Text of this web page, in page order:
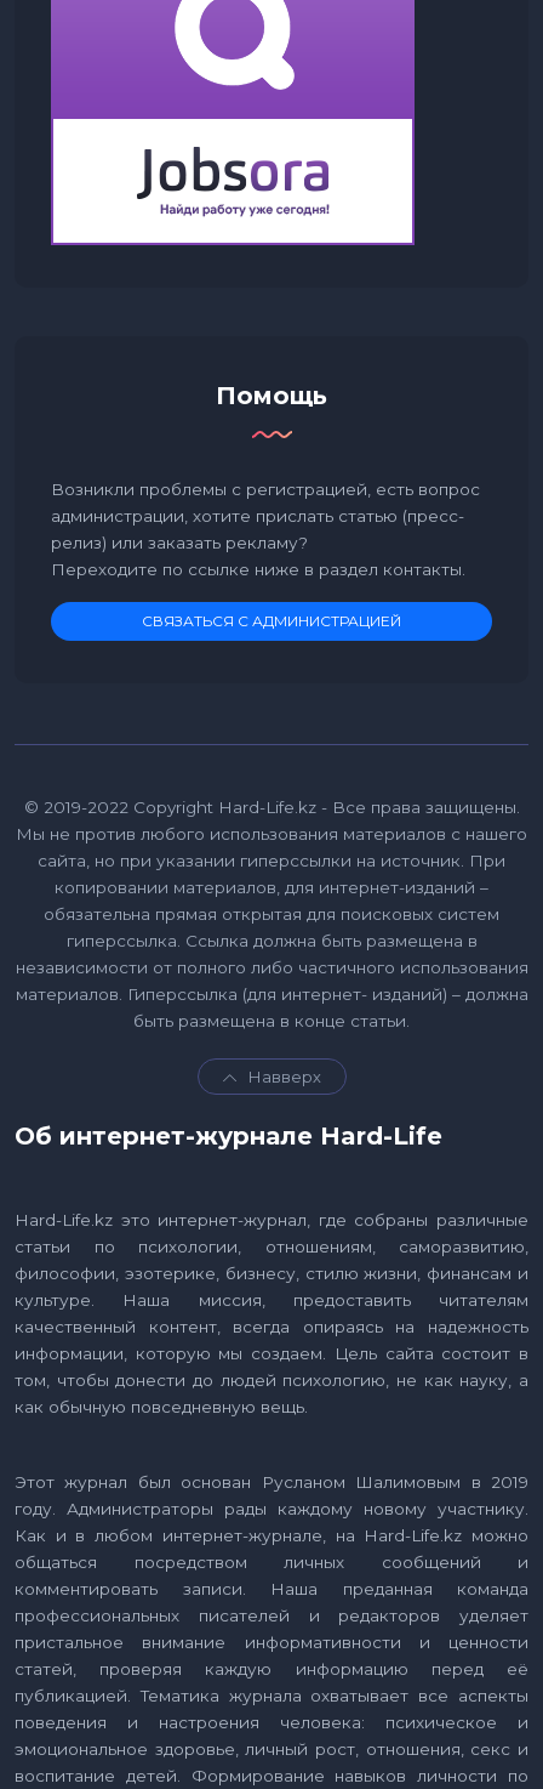
Помощь
Возникли проблемы с регистрацией, есть вопрос
администрации, хотите прислать статью (пресс-
релиз) или заказать рекламу?
Переходите по ссылке ниже в раздел контакты.
СВЯЗАТЬСЯ С АДМИНИСТРАЦИЕЙ
© 2019-2022 Copyright Hard-Life.kz - Все права защищены.
Мы не против любого использования материалов с нашего
сайта, но при указании гиперссылки на источник. При
копировании материалов, для интернет-изданий –
обязательна прямая открытая для поисковых систем
гиперссылка. Ссылка должна быть размещена в
независимости от полного либо частичного использования
материалов. Гиперссылка (для интернет- изданий) – должна
быть размещена в конце статьи.
Навверх
Об интернет-журнале Hard-Life
Hard-Life.kz это интернет-журнал, где собраны различные
статьи по психологии, отношениям, саморазвитию,
философии, эзотерике, бизнесу, стилю жизни, финансам и
культуре. Наша миссия, предоставить читателям
качественный контент, всегда опираясь на надежность
информации, которую мы создаем. Цель сайта состоит в
том, чтобы донести до людей психологию, не как науку, а
как обычную повседневную вещь.
Этот журнал был основан Русланом Шалимовым в 2019
году. Администраторы рады каждому новому участнику.
Как и в любом интернет-журнале, на Hard-Life.kz можно
общаться посредством личных сообщений и
комментировать записи. Наша преданная команда
профессиональных писателей и редакторов уделяет
пристальное внимание информативности и ценности
статей, проверяя каждую информацию перед её
публикацией. Тематика журнала охватывает все аспекты
поведения и настроения человека: психическое и
эмоциональное здоровье, личный рост, отношения, секс и
воспитание детей. Формирование навыков личности по